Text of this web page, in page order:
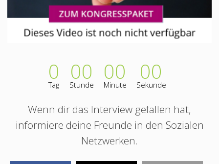
0
Tag 00
Stunde 00
Minute 00
Sekunde
Wenn dir das Interview gefallen hat,
informiere deine Freunde in den Sozialen
Netzwerken.